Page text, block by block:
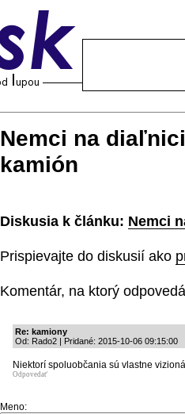
Nemci na
kamión
Diskusia k článku: Nemci
Prispievajte do diskusií ako
Komentár, na ktorý
Re: kamiony
Od: Rado2 | Pridané: 2015-10-06 09:15:00
Niektorí spoluobčania sú vlastne
Odpovedať
Meno: